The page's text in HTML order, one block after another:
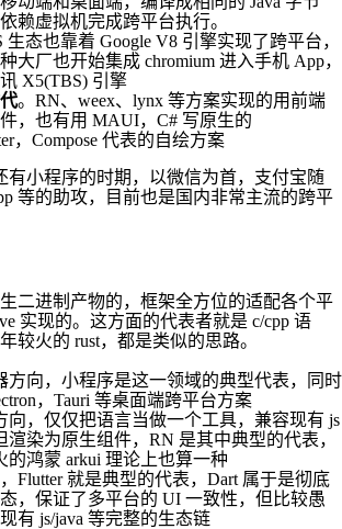
赖虚拟机完成跨平台执行。
生态也靠着 Google V8 引擎实现了跨平台，
大厂也开始集成 chromium 进入手机 App，
X5(TBS) 引擎
。RN、weex、lynx 等方案实现的用前端
，也有用 MAUI，C# 写原生的
，Compose 代表的自绘方案
有小程序的时期，以微信为首，支付宝随
等的助攻，目前也是国内非常主流的跨平
二进制产物的，框架全方位的适配各个平
实现的。这方面的代表者就是 c/cpp 语
较火的 rust，都是类似的思路。
方向，小程序是这一领域的典型代表，同时
，Tauri 等桌面端跨平台方案
向，仅仅把语言当做一个工具，兼容现有 js
渲染为原生组件，RN 是其中典型的代表，
的鸿蒙 arkui 理论上也算一种
Flutter 就是典型的代表，Dart 属于是彻底
，保证了多平台的 UI 一致性，但比较愚
有 js/java 等完整的生态链